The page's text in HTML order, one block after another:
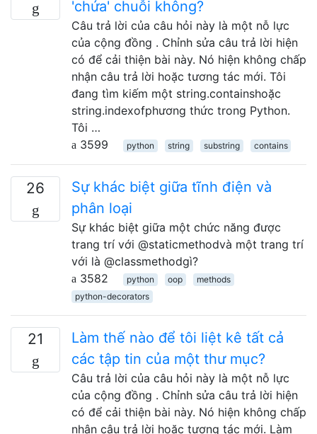
'chứa' chuỗi không?
Câu trả lời của câu hỏi này là một nỗ lực
của cộng đồng . Chỉnh sửa câu trả lời hiện
có để cải thiện bài này. Nó hiện không chấp
nhận câu trả lời hoặc tương tác mới. Tôi
đang tìm kiếm một string.containshoặc
string.indexofphương thức trong Python.
Tôi …
3599
python string substring contains
26
Sự khác biệt giữa tĩnh điện và
phân loại
Sự khác biệt giữa một chức năng được
trang trí với @staticmethodvà một trang trí
với là @classmethodgì?
3582
python oop
methods
python-decorators
21
Làm thế nào để tôi liệt kê tất cả
các tập tin của một thư mục?
Câu trả lời của câu hỏi này là một nỗ lực
của cộng đồng . Chỉnh sửa câu trả lời hiện
có để cải thiện bài này. Nó hiện không chấp
nhận câu trả lời hoặc tương tác mới. Làm